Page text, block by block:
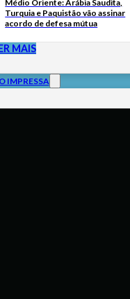
Médio Oriente: Arábia Saudita,
Turquia e Paquistão vão assinar
acordo de defesa mútua
MAIS
IMPRESSA